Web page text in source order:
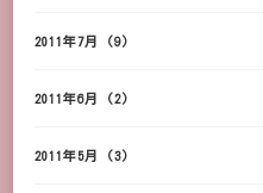
2011年7月 (9)
2011年6月 (2)
2011年5月 (3)